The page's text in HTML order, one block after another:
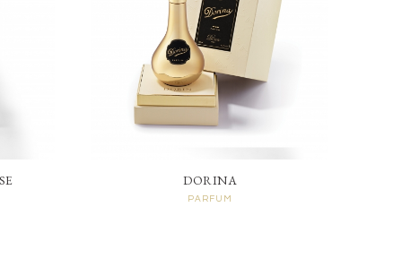
DORINA
PARFUM